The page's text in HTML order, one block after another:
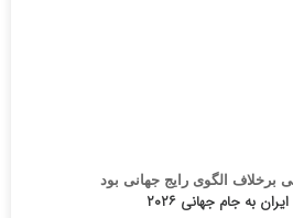
برخلاف الگوی رایج جهانی بود
به جام جهانی ۲۰۲۶